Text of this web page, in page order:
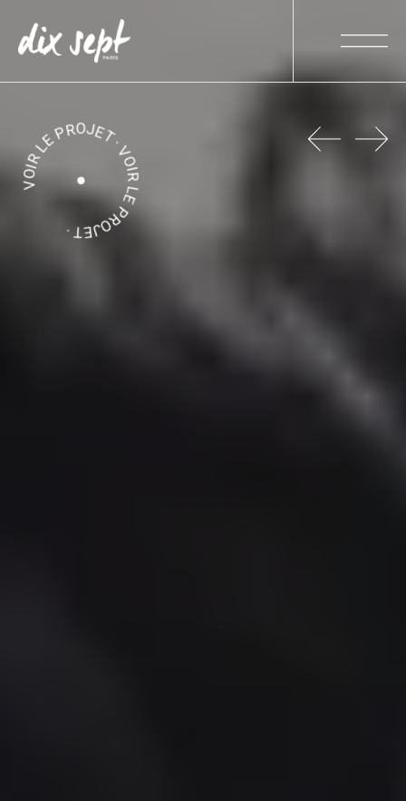
VOIR LE PROJET · VOIR LE PROJET ·